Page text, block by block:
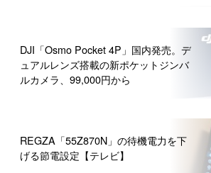
DJI「Osmo Pocket 4P」国内発売。デ
ュアルレンズ搭載の新ポケットジンバ
ルカメラ、99,000円から
REGZA「55Z870N」の待機電力を下
げる節電設定【テレビ】